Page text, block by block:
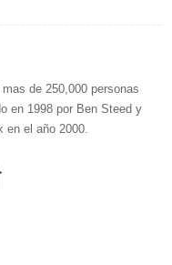
de 250,000 personas
en 1998 por Ben Steed y
en el año 2000.